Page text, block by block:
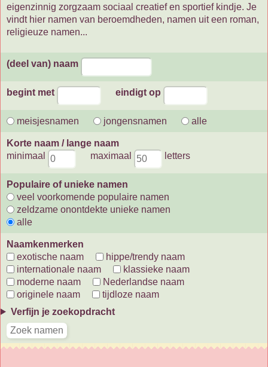
eigenzinnig zorgzaam sociaal creatief en sportief kindje. Je
vindt hier namen van beroemdheden, namen uit een roman,
religieuze namen...
(deel van) naam
begint met eindigt op
meisjesnamen jongensnamen alle
Korte naam / lange naam
minimaal
maximaal letters
Populaire of unieke namen
veel voorkomende populaire namen
zeldzame onontdekte unieke namen
alle
Naamkenmerken
exotische naam
hippe/trendy naam
internationale naam
klassieke naam
moderne naam
Nederlandse naam
originele naam
tijdloze naam
Verfijn je zoekopdracht